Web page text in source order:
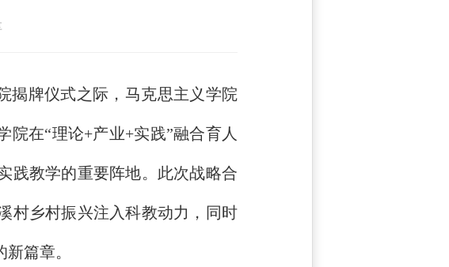
揭牌仪式之际，马克思主义学院
院在“理论+产业+实践”融合育人
践教学的重要阵地。此次战略合
村乡村振兴注入科教动力，同时
篇章。